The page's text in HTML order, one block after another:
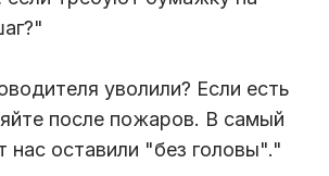
уволили? Если есть
после пожаров. В самый
нас оставили "без головы"."